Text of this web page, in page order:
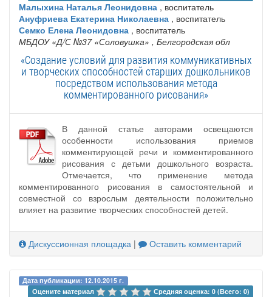
Малыхина Наталья Леонидовна , воспитатель
Ануфриева Екатерина Николаевна , воспитатель
Семко Елена Леонидовна , воспитатель
МБДОУ «Д/С №37 «Соловушка» , Белгородская обл
«Создание условий для развития коммуникативных
и творческих способностей старших дошкольников
посредством использования метода
комментированного рисования»
В данной статье авторами освещаются
особенности использования приемов
комментирующей речи и комментированного
рисования с детьми дошкольного возраста.
Отмечается, что применение метода
комментированного рисования в самостоятельной и
совместной со взрослым деятельности положительно
влияет на развитие творческих способностей детей.
Дискуссионная площадка | Оставить комментарий
Дата публикации: 12.10.2015 г.
Оцените материал
Средняя оценка: 0 (Всего: 0)